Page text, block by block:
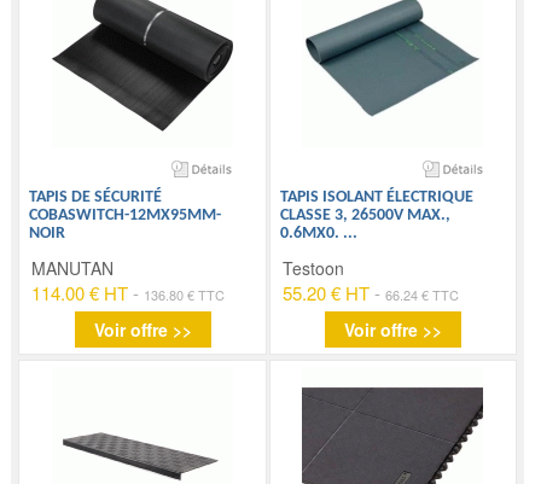
TAPIS DE SÉCURITÉ
COBASWITCH-12MX95MM-
NOIR
MANUTAN
114.00 € HT - 136.80 € TTC
Voir offre >>
TAPIS ISOLANT ÉLECTRIQUE
CLASSE 3, 26500V MAX.,
0.6MX0. ...
Testoon
55.20 € HT- 66.24 € TTC
Voir offre >>